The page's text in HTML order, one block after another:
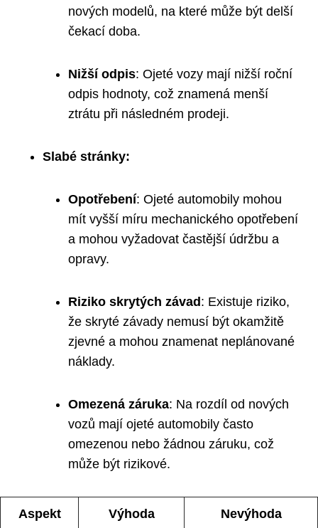
nových modelů,‍ na ⁢které může být delší
čekací doba.
Nižší odpis: Ojeté vozy ⁢mají‌ nižší ⁣roční⁤
odpis hodnoty, což znamená menší
ztrátu při následném prodeji.
Slabé stránky:
Opotřebení: Ojeté automobily mohou
mít vyšší míru ⁤mechanického ‌opotřebení
a mohou‍ vyžadovat častější ​údržbu a
opravy.
Riziko ⁢skrytých závad : Existuje riziko,⁤
že skryté závady nemusí být okamžitě
⁢zjevné a mohou znamenat⁣ neplánované
náklady.
Omezená záruka: Na rozdíl‍ od nových⁤
vozů mají ojeté automobily často
omezenou nebo žádnou záruku, což
může být rizikové.
Aspekt Výhoda Nevýhoda